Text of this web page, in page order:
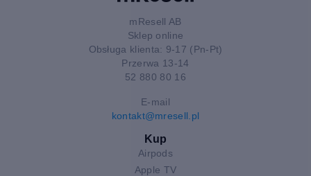
mResell AB
Sklep online
Obsługa klienta: 9-17 (Pn-Pt)
Przerwa 13-14
52 880 80 16
E-mail
kontakt@mresell.pl
Kup
Airpods
Apple TV